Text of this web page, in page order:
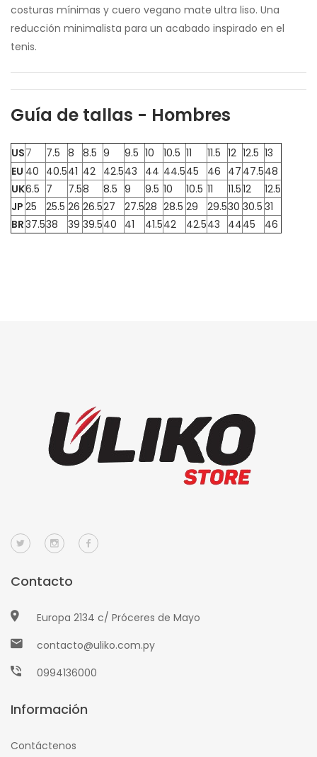
costuras mínimas y cuero vegano mate ultra liso. Una
reducción minimalista para un acabado inspirado en el
tenis.
Guía de tallas - Hombres
US7 7.5 8 8.5 9 9.5 10 10.5 11 11.5 12 12.5 13
EU 40 40.541 42 42.543 44 44.545 46 47 47.548
UK6.5 7 7.58 8.5 9 9.5 10 10.5 11 11.512
12.5
JP 25 25.5 26 26.527 27.528 28.5 29 29.530 30.5 31
BR37.538 39 39.540 41 41.542 42.543 4445 46
Contacto
Europa 2134 c/ Próceres de Mayo
contacto@uliko.com.py
0994136000
Información
Contáctenos